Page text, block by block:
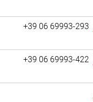
+39 06 69993-293
+39 06 69993-422